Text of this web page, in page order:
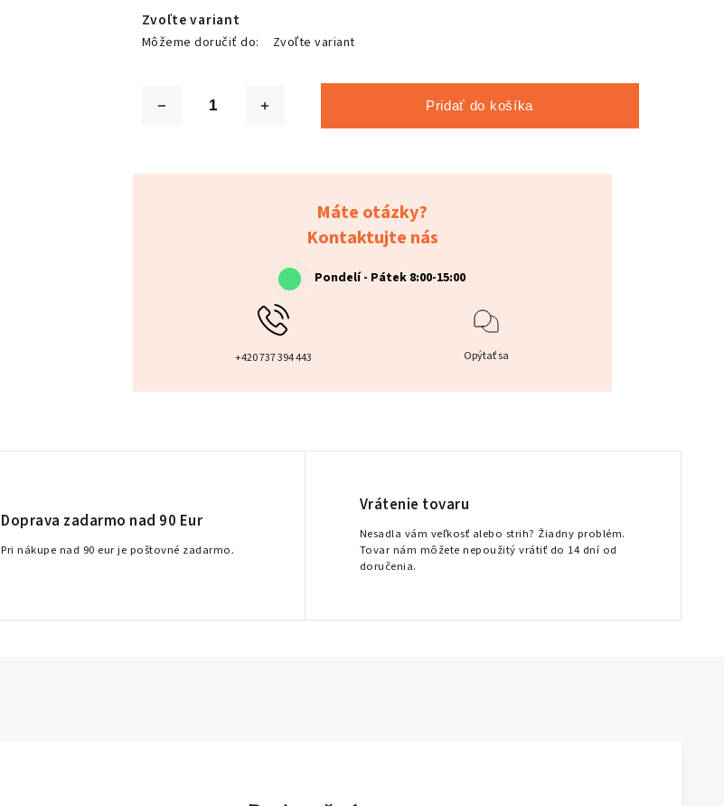
Zvoľte variant
Môžeme doručiť do: Zvoľte variant
Pridať do košíka
Máte otázky?
Kontaktujte nás
Pondelí - Pátek 8:00-15:00
+420 737 394 443 Opýtať sa
Doprava zadarmo nad 90 Eur
Pri nákupe nad 90 eur je poštovné zadarmo.
Vrátenie tovaru
Nesadla vám veľkosť alebo strih? Žiadny problém.
Tovar nám môžete nepoužitý vrátiť do 14 dní od
doručenia.